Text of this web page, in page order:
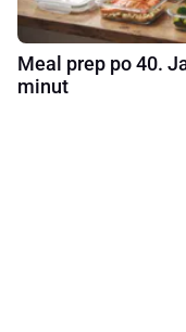
Meal prep po 40.
minut